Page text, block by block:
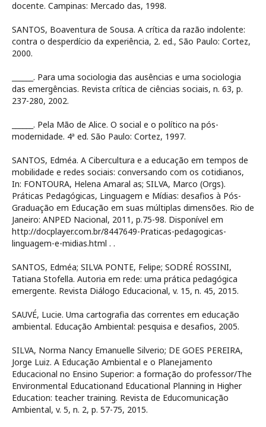
docente. Campinas: Mercado das, 1998.
SANTOS, Boaventura de Sousa. A crítica da razão indolente:
contra o desperdício da experiência, 2. ed., São Paulo: Cortez,
2000.
______. Para uma sociologia das ausências e uma sociologia
das emergências. Revista crítica de ciências sociais, n. 63, p.
237-280, 2002.
______. Pela Mão de Alice. O social e o político na pós-
modernidade. 4ª ed. São Paulo: Cortez, 1997.
SANTOS, Edméa. A Cibercultura e a educação em tempos de
mobilidade e redes sociais: conversando com os cotidianos,
In: FONTOURA, Helena Amaral as; SILVA, Marco (Orgs).
Práticas Pedagógicas, Linguagem e Mídias: desafios à Pós-
Graduação em Educação em suas múltiplas dimensões. Rio de
Janeiro: ANPED Nacional, 2011, p.75-98. Disponível em
http://docplayer.com.br/8447649-Praticas-pedagogicas-
linguagem-e-midias.html . .
SANTOS, Edméa; SILVA PONTE, Felipe; SODRÉ ROSSINI,
Tatiana Stofella. Autoria em rede: uma prática pedagógica
emergente. Revista Diálogo Educacional, v. 15, n. 45, 2015.
SAUVÉ, Lucie. Uma cartografia das correntes em educação
ambiental. Educação Ambiental: pesquisa e desafios, 2005.
SILVA, Norma Nancy Emanuelle Silverio; DE GOES PEREIRA,
Jorge Luiz. A Educação Ambiental e o Planejamento
Educacional no Ensino Superior: a formação do professor/The
Environmental Educationand Educational Planning in Higher
Education: teacher training. Revista de Educomunicação
Ambiental, v. 5, n. 2, p. 57-75, 2015.